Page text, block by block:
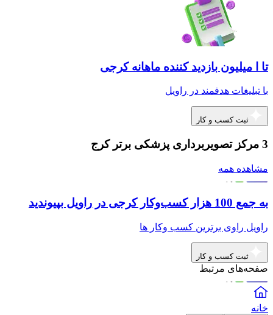
تا ا میلیون بازدید کننده ماهانه کرجی
با تبلیغات هدفمند در راویل
ثبت کسب و کار
3 مرکز تصویربرداری پزشکی برتر کرج
مشاهده همه
به جمع 100 هزار کسب‌وکار کرجی در راویل بپیوندید
راویل راوی برترین کسب وکار ها
ثبت کسب و کار
صفحه‌های مرتبط
خانه